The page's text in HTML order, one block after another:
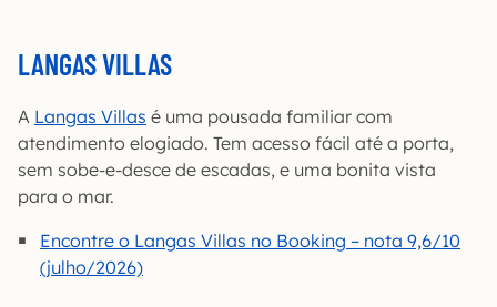
LANGAS VILLAS
A Langas Villas é uma pousada familiar com
atendimento elogiado. Tem acesso fácil até a porta,
sem sobe-e-desce de escadas, e uma bonita vista
para o mar.
Encontre o Langas Villas no Booking – nota 9,6/10
(julho/2026)